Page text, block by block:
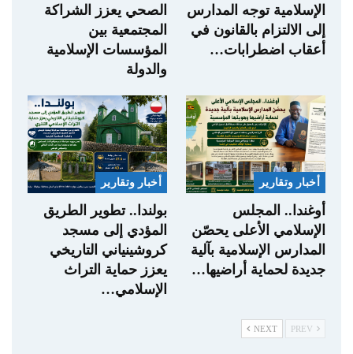
الإسلامية توجه المدارس
إلى الالتزام بالقانون في
أعقاب اضطرابات…
الصحي يعزز الشراكة
المجتمعية بين
المؤسسات الإسلامية
والدولة
أخبار وتقارير
أوغندا.. المجلس
الإسلامي الأعلى يحصّن
المدارس الإسلامية بآلية
جديدة لحماية أراضيها…
أخبار وتقارير
بولندا.. تطوير الطريق
المؤدي إلى مسجد
كروشينياني التاريخي
يعزز حماية التراث
الإسلامي…
NEXT